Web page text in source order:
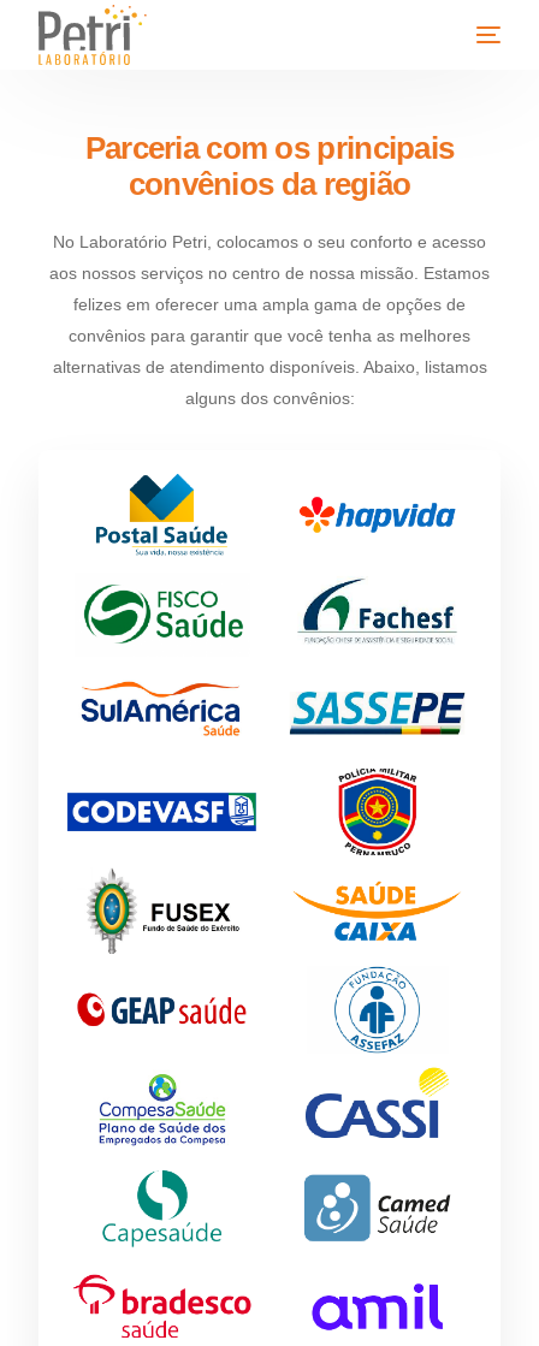
Parceria com os principais
convênios da região
No Laboratório Petri, colocamos o seu conforto e acesso
aos nossos serviços no centro de nossa missão. Estamos
felizes em oferecer uma ampla gama de opções de
convênios para garantir que você tenha as melhores
alternativas de atendimento disponíveis. Abaixo, listamos
alguns dos convênios: